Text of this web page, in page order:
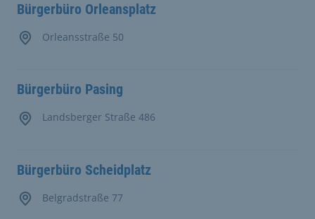
Bürgerbüro Orleansplatz
Orleansstraße 50
Bürgerbüro Pasing
Landsberger Straße 486
Bürgerbüro Scheidplatz
Belgradstraße 77